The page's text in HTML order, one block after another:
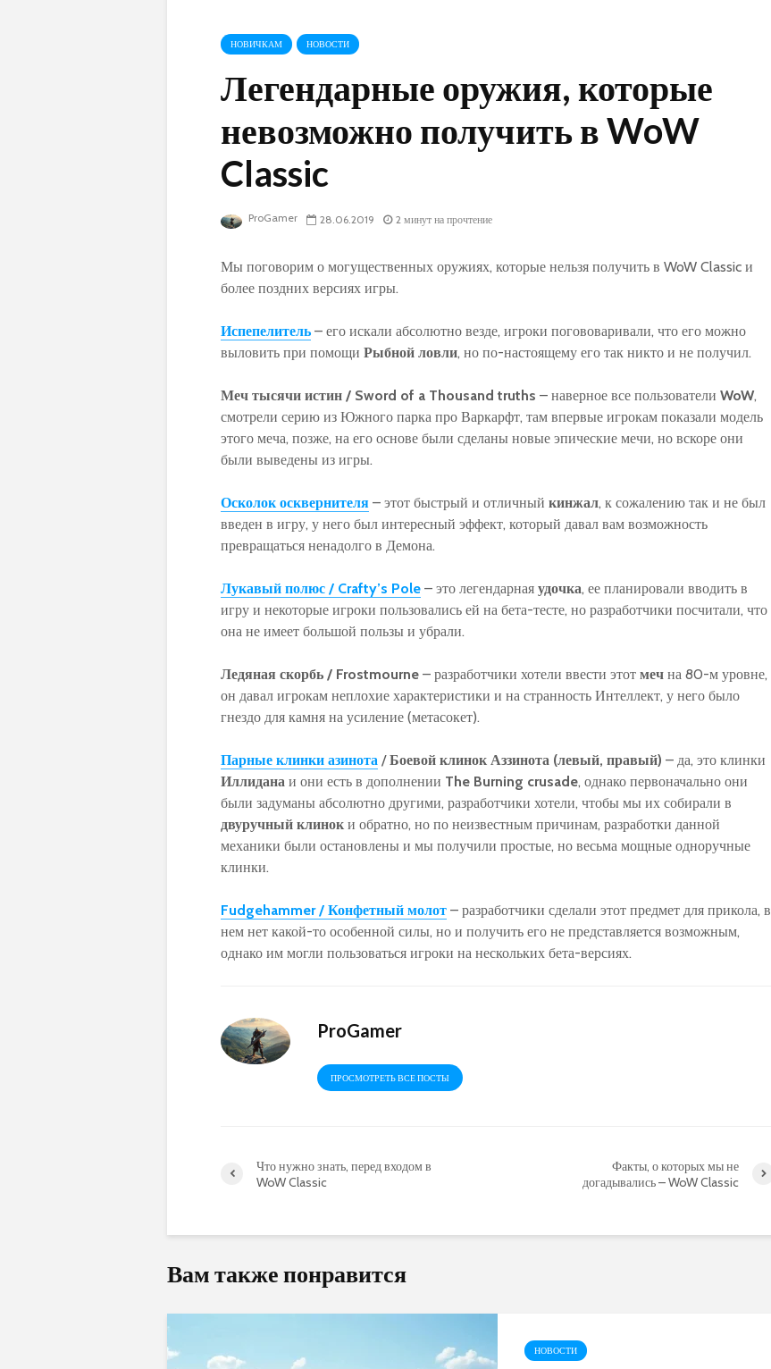
НОВИЧКАМ НОВОСТИ
Легендарные оружия, которые
невозможно получить в WoW
Classic
ProGamer 28.06.2019 2 минут на прочтение
Мы поговорим о могущественных оружиях, которые нельзя получить в WoW Classic и
более поздних версиях игры.
Испепелитель – его искали абсолютно везде, игроки погововаривали, что его можно
выловить при помощи Рыбной ловли, но по-настоящему его так никто и не получил.
Меч тысячи истин / Sword of a Thousand truths – наверное все пользователи WoW,
смотрели серию из Южного парка про Варкарфт, там впервые игрокам показали модель
этого меча, позже, на его основе были сделаны новые эпические мечи, но вскоре они
были выведены из игры.
Осколок осквернителя – этот быстрый и отличный кинжал, к сожалению так и не был
введен в игру, у него был интересный эффект, который давал вам возможность
превращаться ненадолго в Демона.
Лукавый полюс / Crafty’s Pole – это легендарная удочка, ее планировали вводить в
игру и некоторые игроки пользовались ей на бета-тесте, но разработчики посчитали, что
она не имеет большой пользы и убрали.
Ледяная скорбь / Frostmourne – разработчики хотели ввести этот меч на 80-м уровне,
он давал игрокам неплохие характеристики и на странность Интеллект, у него было
гнездо для камня на усиление (метасокет).
Парные клинки азинота /Боевой клинок Аззинота (левый, правый) – да, это клинки
Иллидана и они есть в дополнении The Burning crusade, однако первоначально они
были задуманы абсолютно другими, разработчики хотели, чтобы мы их собирали в
двуручный клинок и обратно, но по неизвестным причинам, разработки данной
механики были остановлены и мы получили простые, но весьма мощные одноручные
клинки.
Fudgehammer / Конфетный молот – разработчики сделали этот предмет для прикола, в
нем нет какой-то особенной силы, но и получить его не представляется возможным,
однако им могли пользоваться игроки на нескольких бета-версиях.
ProGamer
ПРОСМОТРЕТЬ ВСЕ ПОСТЫ
Что нужно знать, перед входом в
WoW Classic
Факты, о которых мы не
догадывались – WoW Classic
Вам также понравится
НОВОСТИ